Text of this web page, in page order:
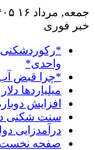
جمعه, مرداد ۱۶ ۱۴۰۵
خبر فوری
واحدی*
*چرا قبض آب و برق
میلیاردها
افزایش
سنت شکنی
درآمدزایی
صفحه نخست